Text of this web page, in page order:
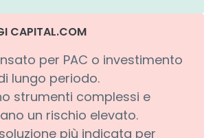
CAPITAL.COM
per PAC o investimento
lungo periodo.
strumenti complessi e
un rischio elevato.
più indicata per